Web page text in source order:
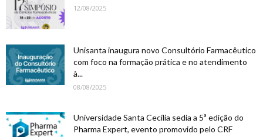
12/08/2025
Unisanta inaugura novo Consultório Farmacêutico
com foco na formação prática e no atendimento
à...
08/08/2025
Universidade Santa Cecília sedia a 5ª edição do
Pharma Expert, evento promovido pelo CRF